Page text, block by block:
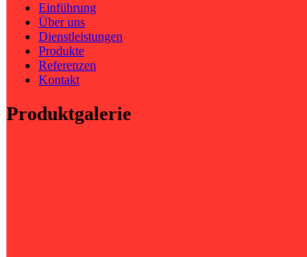
Einführung
Über uns
Dienstleistungen
Produkte
Referenzen
Kontakt
Produktgalerie